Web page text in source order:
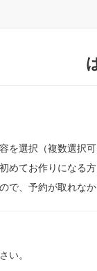
を選択（複数選択
めてお作りになる
で、予約が取れな
い。